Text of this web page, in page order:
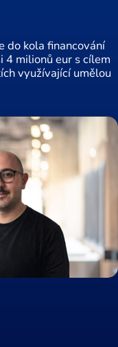
do kola financování
4 milionů eur s cílem
využívající umělou